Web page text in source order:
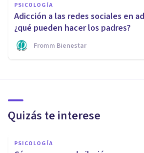
PSICOLOGÍA
Adicción a las redes sociales en
¿qué pueden hacer los padres?
Fromm Bienestar
Quizás te interese
PSICOLOGÍA